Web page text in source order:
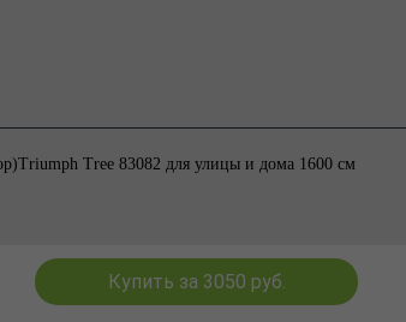
Tree 83082 для улицы и дома 1600 см
Купить за 3050 руб.